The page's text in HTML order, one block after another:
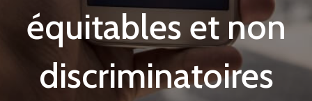
équitables et non
discriminatoires